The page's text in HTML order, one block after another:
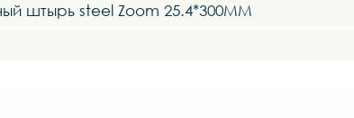
штырь steel Zoom 25.4*300MM